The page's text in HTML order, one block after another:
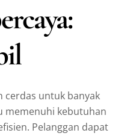
cerdas untuk banyak
memenuhi kebutuhan
Pelanggan dapat